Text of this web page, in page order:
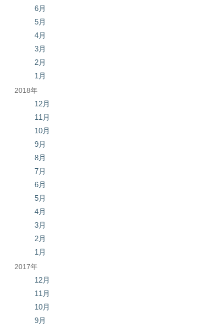
6月
5月
4月
3月
2月
1月
2018年
12月
11月
10月
9月
8月
7月
6月
5月
4月
3月
2月
1月
2017年
12月
11月
10月
9月